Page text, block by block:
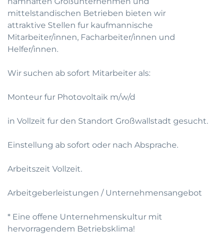
mittelstandischen Betrieben bieten wir
attraktive Stellen fur kaufmannische
Mitarbeiter/innen, Facharbeiter/innen und
Helfer/innen.
Wir suchen ab sofort Mitarbeiter als:
Monteur fur Photovoltaik m/w/d
in Vollzeit fur den Standort Großwallstadt gesucht.
Einstellung ab sofort oder nach Absprache.
Arbeitszeit Vollzeit.
Arbeitgeberleistungen / Unternehmensangebot
* Eine offene Unternehmenskultur mit
hervorragendem Betriebsklima!